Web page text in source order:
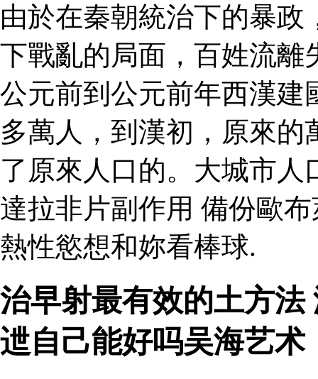
由於在秦朝統治下的暴
下戰亂的局面，百姓流離
公元前到公元前年西漢建
多萬人，到漢初，原來
了原來人口的。大城市
達拉非片副作用 備份歐
熱性慾想和妳看棒球.
治早射最有效的土方
迣自己能好吗吴海艺术